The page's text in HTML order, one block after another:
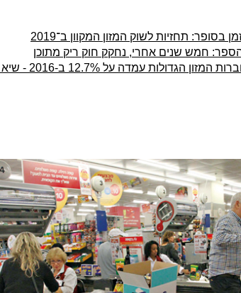
תחזיות לשוק המזון המקוון ב־2019
חמש שנים אחרי, נחקק חוק ריק מתוכן